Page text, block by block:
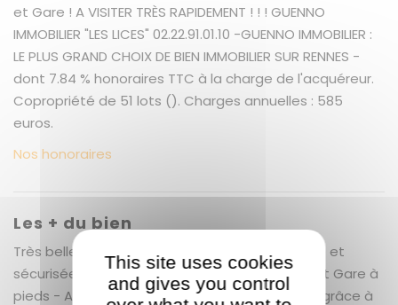
et Gare ! A VISITER TRÈS RAPIDEMENT ! ! ! GUENNO
IMMOBILIER "LES LICES" 02.22.91.01.10 -GUENNO IMMOBILIER :
LE PLUS GRAND CHOIX DE BIEN IMMOBILIER SUR RENNES -
dont 7.84 % honoraires TTC à la charge de l'acquéreur.
Copropriété de 51 lots (). Charges annuelles : 585
euros.
Nos honoraires
Les + du bien
Très belle copropriété de standing, entretenue et
sécurisée - Emplacement proche centre ville et Gare à
pieds - Appartement sans travaux - Lumineux grâce à
This site uses cookies
and gives you control